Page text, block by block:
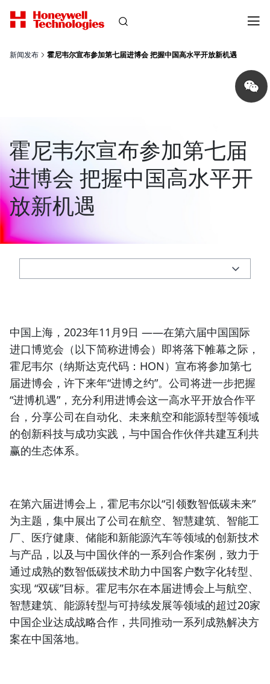
新闻发布 霍尼韦尔宣布参加第七届进博会 把握中国高水平开放新机遇
Share
on
wechat
霍尼韦尔宣布参加第七届
进博会 把握中国高水平开
放新机遇
中国上海，2023年11月9日 ——在第六届中国国际
进口博览会（以下简称进博会）即将落下帷幕之际，
霍尼韦尔 （纳斯达克代码：HON） 宣布将参加第七
届进博会，许下来年“进博之约”。公司将进一步把握
“进博机遇”，充分利用进博会这一高水平开放合作平
台，分享公司在自动化、未来航空和能源转型等领域
的创新科技与成功实践，与中国合作伙伴共建互利共
赢的生态体系。
在第六届进博会上，霍尼韦尔以“引领数智低碳未来”
为主题，集中展出了公司在航空、智慧建筑、智能工
厂、医疗健康、储能和新能源汽车等领域的创新技术
与产品，以及与中国伙伴的一系列合作案例，致力于
通过成熟的数智低碳技术助力中国客户数字化转型、
实现 “双碳”目标。霍尼韦尔在本届进博会上与航空、
智慧建筑、能源转型与可持续发展等领域的超过20家
中国企业达成战略合作，共同推动一系列成熟解决方
案在中国落地。